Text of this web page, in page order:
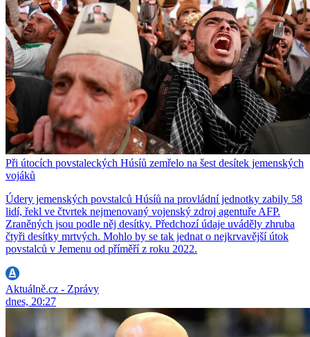
Při útocích povstaleckých Húsíů zemřelo na šest desítek jemenských
vojáků
Údery jemenských povstalců Húsíů na provládní jednotky zabily 58
lidí, řekl ve čtvrtek nejmenovaný vojenský zdroj agentuře AFP.
Zraněných jsou podle něj desítky. Předchozí údaje uváděly zhruba
čtyři desítky mrtvých. Mohlo by se tak jednat o nejkrvavější útok
povstalců v Jemenu od příměří z roku 2022.
Aktuálně.cz - Zprávy
dnes, 20:27